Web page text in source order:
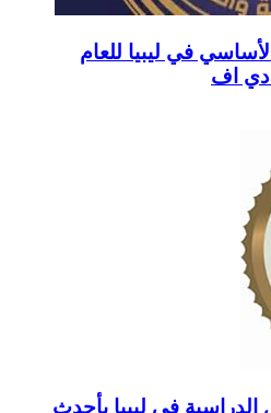
في ليبيا للعام
في ليبيا بأحدث